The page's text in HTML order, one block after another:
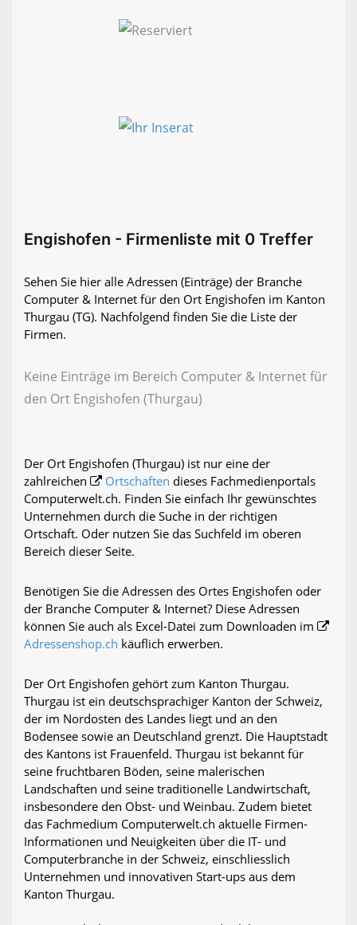
Engishofen - Firmenliste mit 0 Treffer
Sehen Sie hier alle Adressen (Einträge) der Branche
Computer & Internet für den Ort Engishofen im Kanton
Thurgau (TG). Nachfolgend finden Sie die Liste der
Firmen.
Keine Einträge im Bereich Computer & Internet für
den Ort Engishofen (Thurgau)
Der Ort Engishofen (Thurgau) ist nur eine der
zahlreichen
Ortschaften dieses Fachmedienportals
Computerwelt.ch. Finden Sie einfach Ihr gewünschtes
Unternehmen durch die Suche in der richtigen
Ortschaft. Oder nutzen Sie das Suchfeld im oberen
Bereich dieser Seite.
Benötigen Sie die Adressen des Ortes Engishofen oder
der Branche Computer & Internet? Diese Adressen
können Sie auch als Excel-Datei zum Downloaden im
Adressenshop.ch käuflich erwerben.
Der Ort Engishofen gehört zum Kanton Thurgau.
Thurgau ist ein deutschsprachiger Kanton der Schweiz,
der im Nordosten des Landes liegt und an den
Bodensee sowie an Deutschland grenzt. Die Hauptstadt
des Kantons ist Frauenfeld. Thurgau ist bekannt für
seine fruchtbaren Böden, seine malerischen
Landschaften und seine traditionelle Landwirtschaft,
insbesondere den Obst- und Weinbau. Zudem bietet
das Fachmedium Computerwelt.ch aktuelle Firmen-
Informationen und Neuigkeiten über die IT- und
Computerbranche in der Schweiz, einschliesslich
Unternehmen und innovativen Start-ups aus dem
Kanton Thurgau.